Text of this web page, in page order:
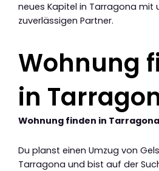
neues Kapitel in Tarragona mit
zuverlässigen Partner.
Wohnung
in
Wohnung finden in Tarragona
Du planst einen Umzug von
Tarragona und bist auf der